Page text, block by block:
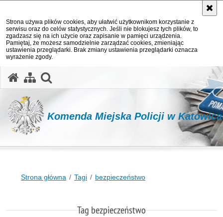
Strona używa plików cookies, aby ułatwić użytkownikom korzystanie z
serwisu oraz do celów statystycznych. Jeśli nie blokujesz tych plików, to
zgadzasz się na ich użycie oraz zapisanie w pamięci urządzenia.
Pamiętaj, że możesz samodzielnie zarządzać cookies, zmieniając
ustawienia przeglądarki. Brak zmiany ustawienia przeglądarki oznacza
wyrażenie zgody.
Komenda Miejska Policji w
Strona główna Tagi bezpieczeństwo
Tag bezpieczeństwo